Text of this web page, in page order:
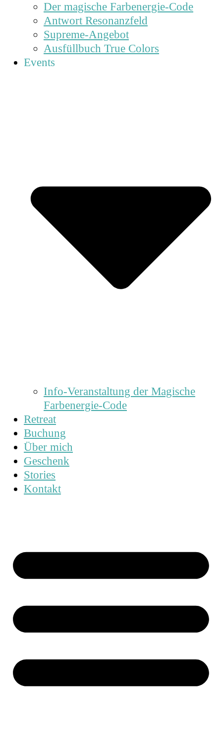
Der magische Farbenergie-Code
Antwort Resonanzfeld
Supreme-Angebot
Ausfüllbuch True Colors
Events
Info-Veranstaltung der Magische
Farbenergie-Code
Retreat
Buchung
Über mich
Geschenk
Stories
Kontakt